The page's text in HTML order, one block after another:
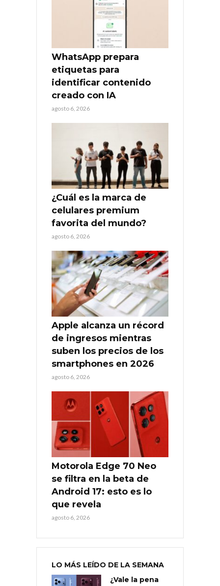
WhatsApp prepara
etiquetas para
identificar contenido
creado con IA
agosto 6, 2026
¿Cuál es la marca de
celulares premium
favorita del mundo?
agosto 6, 2026
Apple alcanza un récord
de ingresos mientras
suben los precios de los
smartphones en 2026
agosto 6, 2026
Motorola Edge 70 Neo
se filtra en la beta de
Android 17: esto es lo
que revela
agosto 6, 2026
LO MÁS LEÍDO DE LA SEMANA
¿Vale la pena